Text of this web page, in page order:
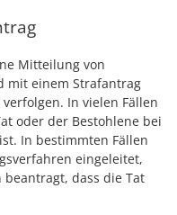
Mitteilung von
mit einem Strafantrag
In vielen Fällen
oder der Bestohlene bei
In bestimmten Fällen
eingeleitet,
dass die Tat